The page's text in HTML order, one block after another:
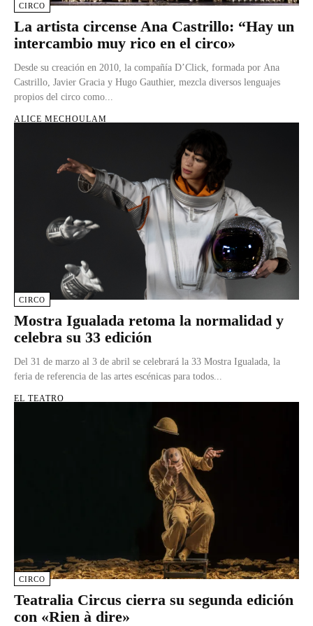
CIRCO
La artista circense Ana Castrillo: “Hay un
intercambio muy rico en el circo»
Desde su creación en 2010, la compañía D’Click, formada por Ana
Castrillo, Javier Gracia y Hugo Gauthier, mezcla diversos lenguajes
propios del circo como...
ALICE MECHOULAM
CIRCO
Mostra Igualada retoma la normalidad y
celebra su 33 edición
Del 31 de marzo al 3 de abril se celebrará la 33 Mostra Igualada, la
feria de referencia de las artes escénicas para todos...
EL TEATRO
CIRCO
Teatralia Circus cierra su segunda edición
con «Rien à dire»